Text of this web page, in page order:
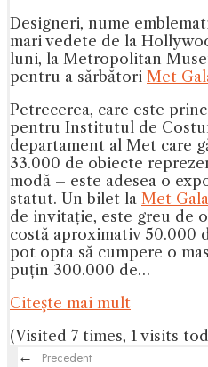
Designeri, nume
mari vedete de la
luni, la Metropolitan
pentru a sărbători Met
Petrecerea, care este
pentru Institutul de
departament al Met care
33.000 de obiecte
modă – este adesea o
statut. Un bilet la Met Gala
de invitație, este greu de
costă aproximativ 50.000
pot opta să cumpere o
puțin 300.000 de…
Citeşte mai mult
(Visited 7 times, 1 visits
←
Precedent